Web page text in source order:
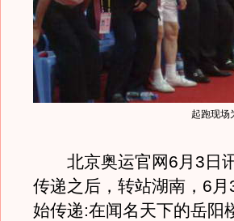
起跑现场
北京奥运官网6月3日讯
传递之后，转站湖南，6
始传递:在闻名天下的岳阳